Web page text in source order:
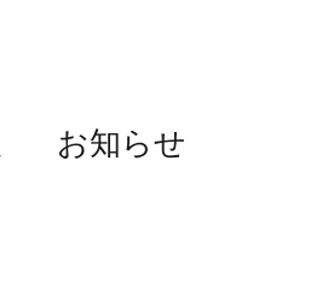
お知らせ